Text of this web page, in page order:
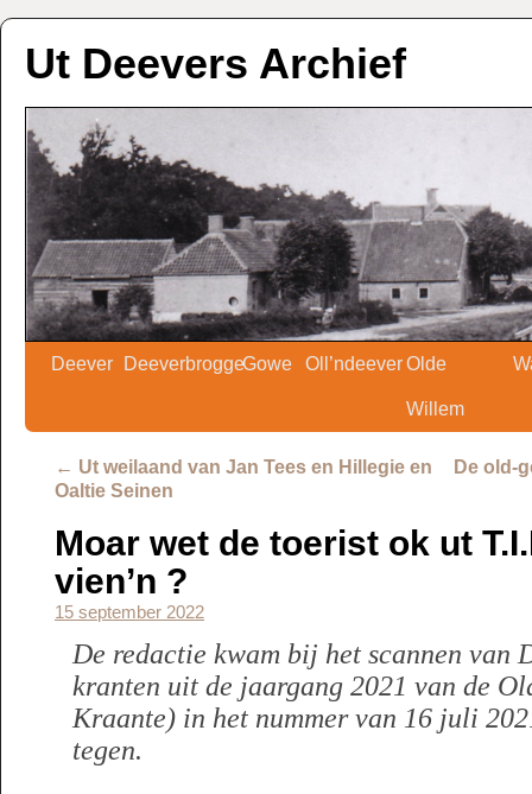
Ut Deevers Archief
Deever DeeverbroggeGowe Oll’ndeeverOlde
Willem
← Ut weilaand van Jan Tees en Hillegie en
Oaltie Seinen
De old-
Moar wet de toerist ok ut
vien’n ?
15 september 2022
De redactie kwam bij het scannen van
kranten uit de jaargang 2021 van de
Kraante) in het nummer van 16 juli
tegen.